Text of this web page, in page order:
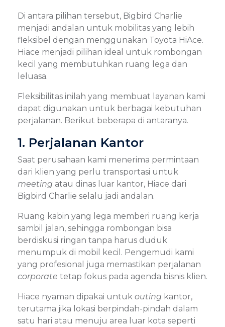
Di antara pilihan tersebut, Bigbird Charlie
menjadi andalan untuk mobilitas yang lebih
fleksibel dengan menggunakan Toyota HiAce.
Hiace menjadi pilihan ideal untuk rombongan
kecil yang membutuhkan ruang lega dan
leluasa.
Fleksibilitas inilah yang membuat layanan kami
dapat digunakan untuk berbagai kebutuhan
perjalanan. Berikut beberapa di antaranya.
1. Perjalanan Kantor
Saat perusahaan kami menerima permintaan
dari klien yang perlu transportasi untuk
meeting atau dinas luar kantor, Hiace dari
Bigbird Charlie selalu jadi andalan.
Ruang kabin yang lega memberi ruang kerja
sambil jalan, sehingga rombongan bisa
berdiskusi ringan tanpa harus duduk
menumpuk di mobil kecil. Pengemudi kami
yang profesional juga memastikan perjalanan
corporate tetap fokus pada agenda bisnis klien.
Hiace nyaman dipakai untuk outing kantor,
terutama jika lokasi berpindah-pindah dalam
satu hari atau menuju area luar kota seperti